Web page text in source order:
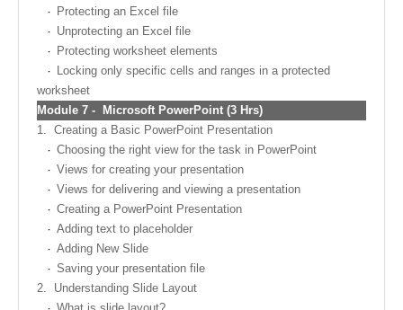
Protecting an Excel file
Unprotecting an Excel file
Protecting worksheet elements
Locking only specific cells and ranges in a protected
worksheet
Module 7 -
Microsoft PowerPoint (3 Hrs)
1. Creating a Basic PowerPoint Presentation
Choosing the right view for the task in PowerPoint
Views for creating your presentation
Views for delivering and viewing a presentation
Creating a PowerPoint Presentation
Adding text to placeholder
Adding New Slide
Saving your presentation file
2.
Understanding Slide Layout